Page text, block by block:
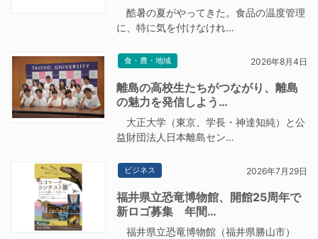
酷暑の夏がやってきた。食品の温度管理
に、特に気を付けなけれ…
食・農・地域 2026年8月4日
離島の高校生たちがつながり、離島
の魅力を発信しよう…
大正大学（東京、学長・神達知純）と公
益財団法人日本離島セン…
ビジネス 2026年7月29日
福井県立恐竜博物館、開館25周年で
新ロゴ募集 年間…
福井県立恐竜博物館（福井県勝山市）